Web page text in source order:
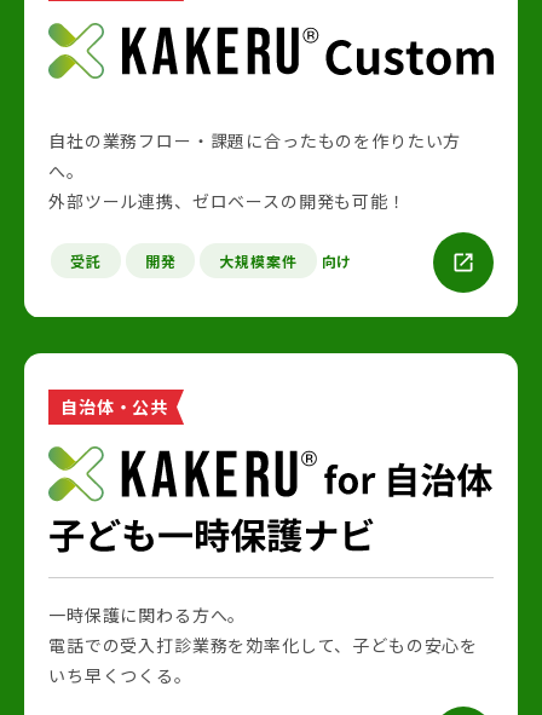
自社の業務フロー・課題に合ったものを作りたい方
へ。
外部ツール連携、ゼロベースの開発も可能！
受託 開発 大規模案件 向け
自治体・公共
一時保護に関わる方へ。
電話での受入打診業務を効率化して、子どもの安心を
いち早くつくる。